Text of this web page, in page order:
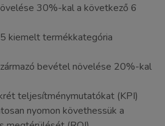
30%-kal a következő 6
kiemelt termékkategória
bevétel növelése 20%-kal
teljesítménymutatókat (KPI)
nyomon követhessük a